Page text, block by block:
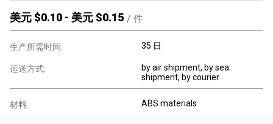
美元 $0.10 - 美元 $0.15 / 件
生产所需时间: 35 日
运送方式:
by air shipment, by sea
shipment, by courier
材料: ABS materials